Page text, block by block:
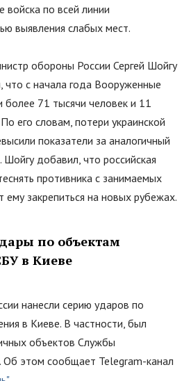
войска по всей линии
выявления слабых мест.
обороны России Сергей Шойгу
что с начала года Вооруженные
более 71 тысячи человек и 11
его словам, потери украинской
показатели за аналогичный
добавил, что российская
противника с занимаемых
ему закрепиться на новых рубежах.
по объектам
в Киеве
нанесли серию ударов по
в Киеве. В частности, был
объектов Службы
Об этом сообщает Telegram-канал